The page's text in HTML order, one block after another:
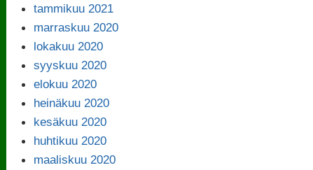
tammikuu 2021
marraskuu 2020
lokakuu 2020
syyskuu 2020
elokuu 2020
heinäkuu 2020
kesäkuu 2020
huhtikuu 2020
maaliskuu 2020